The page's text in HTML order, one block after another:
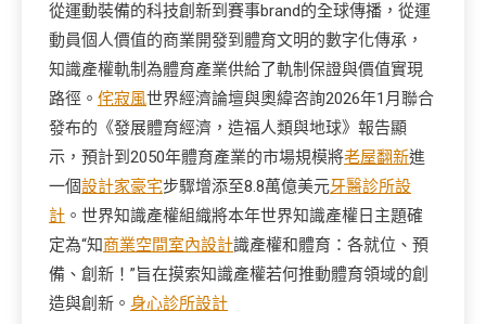
從運動裝備的科技創新到賽事brand的全球傳播，從運
動員個人價值的商業開發到體育文明的數字化傳承，
知識產權軌制為體育產業供給了軌制保證與價值實現
路徑。 侘寂風世界經濟論壇與奧緯咨詢2026年1月聯合
發布的《發展體育經濟，造福人類與地球》報告顯
示，預計到2050年體育產業的市場規模將老屋翻新進
一個設計家豪宅步驟增添至8.8萬億美元牙醫診所設
計 。世界知識產權組織將本年世界知識產權日主題確
定為“知商業空間室內設計識產權和體育：各就位、預
備、創新！”旨在摸索知識產權若何推動體育領域的創
造與創新。 身心診所設計